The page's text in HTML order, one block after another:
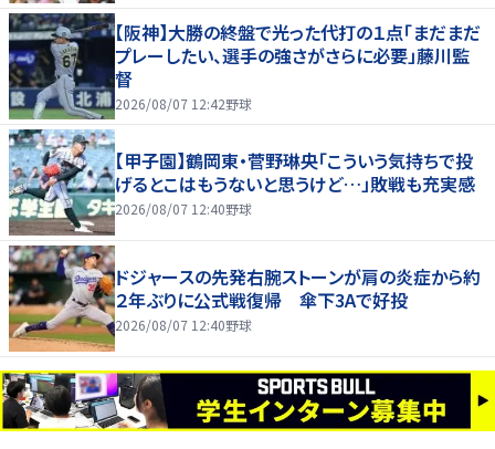
【阪神】大勝の終盤で光った代打の１点「まだまだ
プレーしたい、選手の強さがさらに必要」藤川監
督
2026/08/07 12:42野球
【甲子園】鶴岡東・菅野琳央「こういう気持ちで投
げるとこはもうないと思うけど…」敗戦も充実感
2026/08/07 12:40野球
ドジャースの先発右腕ストーンが肩の炎症から約
２年ぶりに公式戦復帰 傘下3Aで好投
2026/08/07 12:40野球